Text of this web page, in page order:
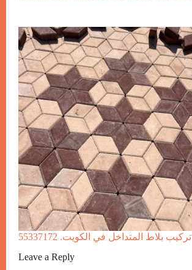
تركيب بلاط المتداخل في الكويت. 55337172
Leave a Reply